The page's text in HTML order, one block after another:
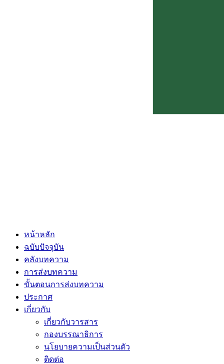
หน้าหลัก
ฉบับปัจจุบัน
คลังบทความ
การส่งบทความ
ขั้นตอนการส่งบทความ
ประกาศ
เกี่ยวกับ
เกี่ยวกับวารสาร
กองบรรณาธิการ
นโยบายความเป็นส่วนตัว
ติดต่อ